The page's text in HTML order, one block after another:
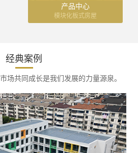
产品中心
模块化板式房屋
经典案例
场共同成长是我们发展的力量源泉。